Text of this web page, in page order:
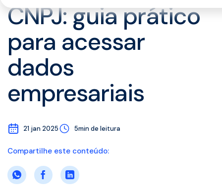
CNPJ: guia prático
para acessar
dados
empresariais
21 jan 2025 5min de leitura
Compartilhe este conteúdo: